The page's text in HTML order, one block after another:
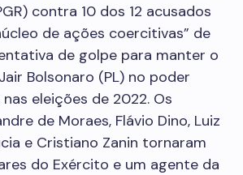
contra 10 dos 12 acusados
de ações coercitivas” de
de golpe para manter o
Bolsonaro (PL) no poder
eleições de 2022. Os
de Moraes, Flávio Dino, Luiz
e Cristiano Zanin tornaram
do Exército e um agente da